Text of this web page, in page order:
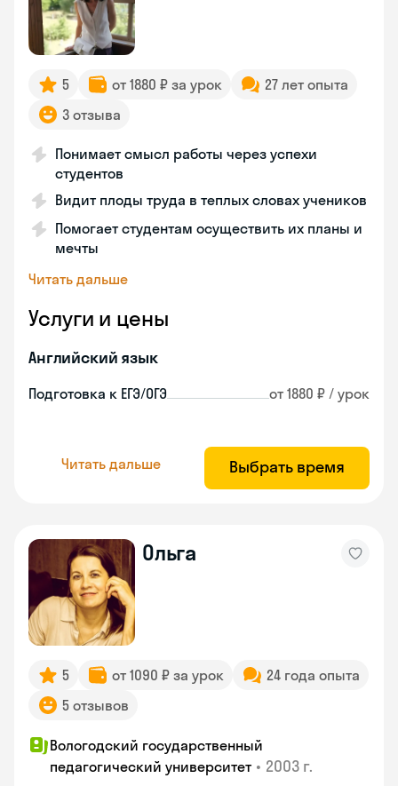
5 от 1880 ₽ за урок
27 лет опыта
3 отзыва
Понимает смысл работы через успехи
студентов
Видит плоды труда в теплых словах учеников
Помогает студентам осуществить их планы и
мечты
Читать дальше
Услуги и цены
Английский язык
Подготовка к ЕГЭ/ОГЭ от 1880 ₽ / урок
Читать дальше Выбрать время
Ольга
5 от 1090 ₽ за урок
24 года опыта
5 отзывов
Вологодский государственный
педагогический университет • 2003 г.